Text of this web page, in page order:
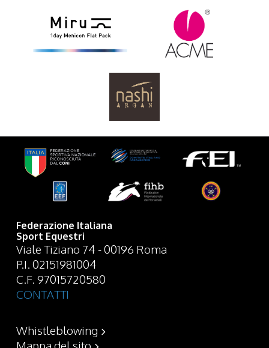
Federazione Italiana
Sport Equestri
Viale Tiziano 74 - 00196 Roma
P.I. 02151981004
C.F. 97015720580
CONTATTI
Whistleblowing
Mappa del sito